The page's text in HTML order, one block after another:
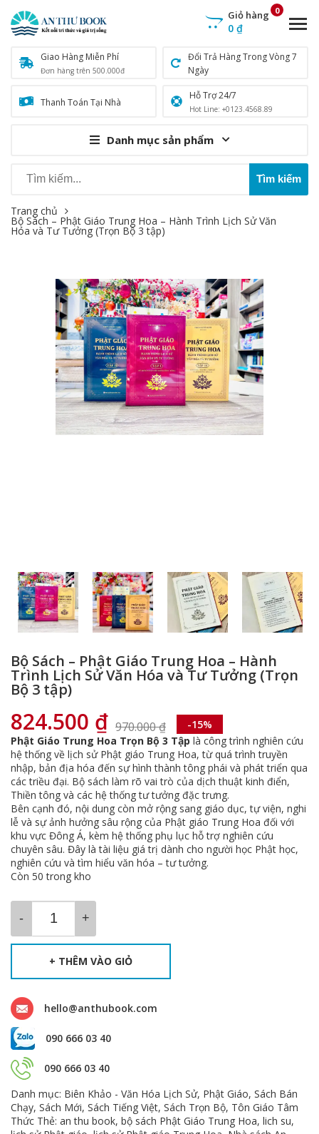
Giao Hàng Miễn Phí
Đơn hàng trên 500.000đ
Đổi Trả Hàng Trong Vòng 7
Ngày
Thanh Toán Tại Nhà
Hỗ Trợ 24/7
Hot Line: +0123.4568.89
Danh mục sản phẩm
Giỏ hàng
0 ₫
0
Trang chủ
Bộ Sách – Phật Giáo Trung Hoa – Hành Trình Lịch Sử Văn
Hóa và Tư Tưởng (Trọn Bộ 3 tập)
Bộ Sách – Phật Giáo Trung Hoa – Hành
Trình Lịch Sử Văn Hóa và Tư Tưởng (Trọn
Bộ 3 tập)
970.000₫
Giá
gốc
là:
970.000 ₫.
824.500 ₫
Giá
hiện
tại
là:
824.500 ₫.
-15%
Phật Giáo Trung Hoa Trọn Bộ 3 Tập là công trình nghiên cứu
hệ thống về lịch sử Phật giáo Trung Hoa, từ quá trình truyền
nhập, bản địa hóa đến sự hình thành tông phái và phát triển qua
các triều đại. Bộ sách làm rõ vai trò của dịch thuật kinh điển,
Thiền tông và các hệ thống tư tưởng đặc trưng.
Bên cạnh đó, nội dung còn mở rộng sang giáo dục, tự viện, nghi
lễ và sự ảnh hưởng sâu rộng của Phật giáo Trung Hoa đối với
khu vực Đông Á, kèm hệ thống phụ lục hỗ trợ nghiên cứu
chuyên sâu. Đây là tài liệu giá trị dành cho người học Phật học,
nghiên cứu và tìm hiểu văn hóa – tư tưởng.
Còn 50 trong kho
+ THÊM VÀO GIỎ
hello@anthubook.com
090 666 03 40
090 666 03 40
Danh mục: Biên Khảo - Văn Hóa Lịch Sử, Phật Giáo, Sách Bán
Chạy, Sách Mới, Sách Tiếng Việt, Sách Trọn Bộ, Tôn Giáo Tâm
Thức Thẻ: an thu book, bộ sách Phật Giáo Trung Hoa, lich su,